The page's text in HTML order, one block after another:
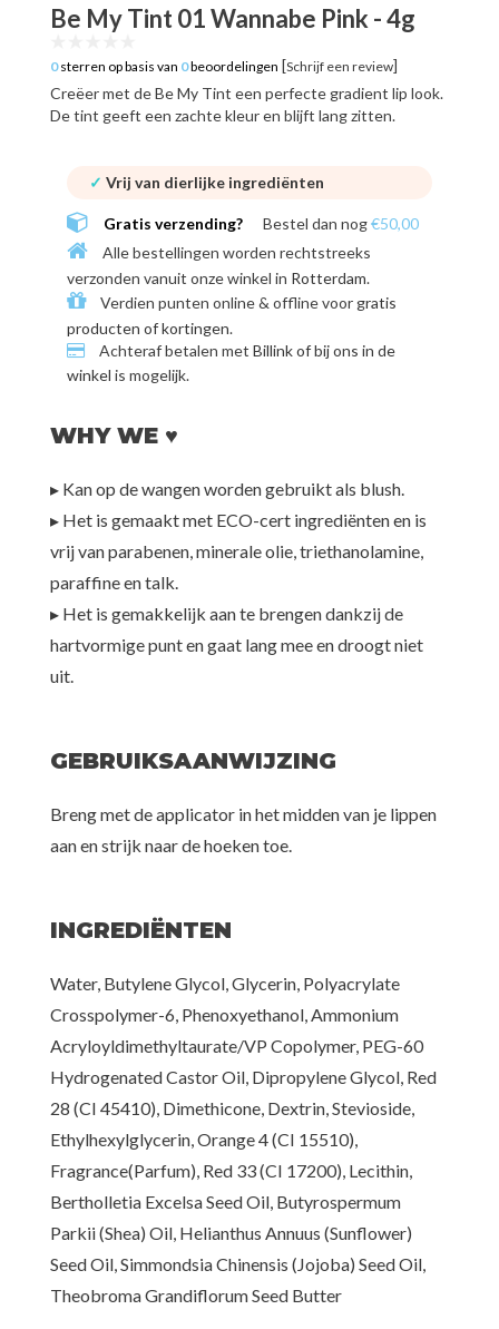
Be My Tint 01 Wannabe Pink - 4g
0sterren op basis van 0beoordelingen [Schrijf een review]
Creëer met de Be My Tint een perfecte gradient lip look.
De tint geeft een zachte kleur en blijft lang zitten.
✓ Vrij van dierlijke ingrediënten
Gratis verzending? Bestel dan nog€50,00
Alle bestellingen worden rechtstreeks
verzonden vanuit onze winkel in Rotterdam.
Verdien punten online & offline voor gratis
producten of kortingen.
Achteraf betalen met Billink of bij ons in de
winkel is mogelijk.
WHY WE ♥
▸ Kan op de wangen worden gebruikt als blush.
▸ Het is gemaakt met ECO-cert ingrediënten en is
vrij van parabenen, minerale olie, triethanolamine,
paraffine en talk.
▸ Het is gemakkelijk aan te brengen dankzij de
hartvormige punt en gaat lang mee en droogt niet
uit.
GEBRUIKSAANWIJZING
Breng met de applicator in het midden van je lippen
aan en strijk naar de hoeken toe.
INGREDIËNTEN
Water, Butylene Glycol, Glycerin, Polyacrylate
Crosspolymer-6, Phenoxyethanol, Ammonium
Acryloyldimethyltaurate/VP Copolymer, PEG-60
Hydrogenated Castor Oil, Dipropylene Glycol, Red
28 (CI 45410), Dimethicone, Dextrin, Stevioside,
Ethylhexylglycerin, Orange 4 (CI 15510),
Fragrance(Parfum), Red 33 (CI 17200), Lecithin,
Bertholletia Excelsa Seed Oil, Butyrospermum
Parkii (Shea) Oil, Helianthus Annuus (Sunflower)
Seed Oil, Simmondsia Chinensis (Jojoba) Seed Oil,
Theobroma Grandiflorum Seed Butter